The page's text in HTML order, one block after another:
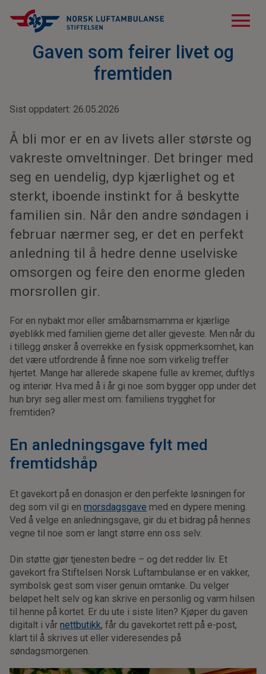
menu
Gaven som feirer livet og
fremtiden
Sist oppdatert: 26.05.2026
Å bli mor er en av livets aller største og
vakreste omveltninger. Det bringer med
seg en uendelig, dyp kjærlighet og et
sterkt, iboende instinkt for å beskytte
familien sin. Når den andre søndagen i
februar nærmer seg, er det en perfekt
anledning til å hedre denne uselviske
omsorgen og feire den enorme gleden
morsrollen gir.
For en nybakt mor eller småbarnsmamma er kjærlige
øyeblikk med familien gjerne det aller gjeveste. Men når du
i tillegg ønsker å overrekke en fysisk oppmerksomhet, kan
det være utfordrende å finne noe som virkelig treffer
hjertet. Mange har allerede skapene fulle av kremer, duftlys
og interiør. Hva med å i år gi noe som bygger opp under det
hun bryr seg aller mest om: familiens trygghet for
fremtiden?
En anledningsgave fylt med
fremtidshåp
Et gavekort på en donasjon er den perfekte løsningen for
deg som vil gi enmorsdagsgave med en dypere mening.
Ved å velge en anledningsgave, gir du et bidrag på hennes
vegne til noe som er langt større enn oss selv.
Din støtte gjør tjenesten bedre – og det redder liv. Et
gavekort fra Stiftelsen Norsk Luftambulanse er en vakker,
symbolsk gest som viser genuin omtanke. Du velger
beløpet helt selv og kan skrive en personlig og varm hilsen
til henne på kortet. Er du ute i siste liten? Kjøper du gaven
digitalt i vårnettbutikk, får du gavekortet rett på e-post,
klart til å skrives ut eller videresendes på
søndagsmorgenen.